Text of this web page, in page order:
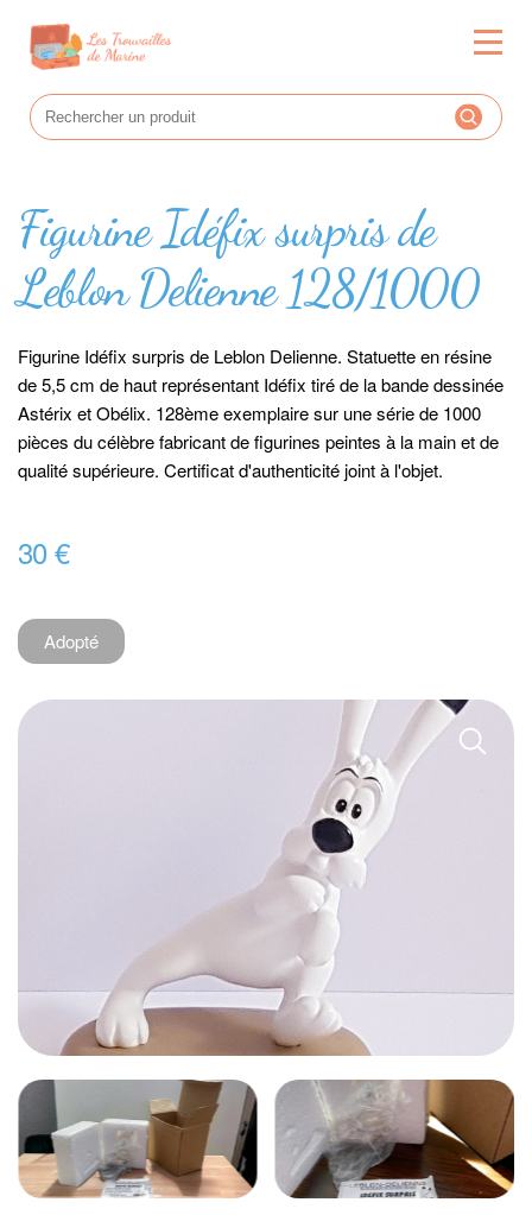
Figurine Idéfix surpris de
Leblon Delienne 128/1000
Figurine Idéfix surpris de Leblon Delienne. Statuette en résine
de 5,5 cm de haut représentant Idéfix tiré de la bande dessinée
Astérix et Obélix. 128ème exemplaire sur une série de 1000
pièces du célèbre fabricant de figurines peintes à la main et de
qualité supérieure. Certificat d'authenticité joint à l'objet.
30 €
Adopté